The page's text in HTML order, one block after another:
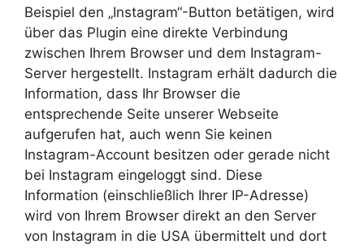
Beispiel den „Instagram“-Button betätigen, wird
über das Plugin eine direkte Verbindung
zwischen Ihrem Browser und dem Instagram-
Server hergestellt. Instagram erhält dadurch die
Information, dass Ihr Browser die
entsprechende Seite unserer Webseite
aufgerufen hat, auch wenn Sie keinen
Instagram-Account besitzen oder gerade nicht
bei Instagram eingeloggt sind. Diese
Information (einschließlich Ihrer IP-Adresse)
wird von Ihrem Browser direkt an den Server
von Instagram in die USA übermittelt und dort